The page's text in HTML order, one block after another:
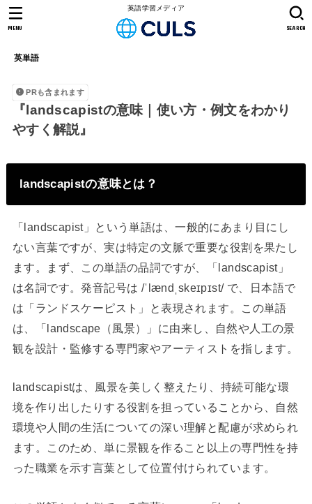
英語学習メディア
英単語
SEARCH
MENU
PRも含まれます
『landscapistの意味｜使い方・例文をわかり
やすく解説』
landscapistの意味とは？
「landscapist」という単語は、一般的にあまり目にし
ない言葉ですが、実は特定の文脈で重要な役割を果たし
ます。まず、この単語の品詞ですが、「landscapist」
は名詞です。発音記号は /ˈlændˌskeɪpɪst/ で、日本語で
は「ランドスケーピスト」と表現されます。この単語
は、「landscape（風景）」に由来し、自然や人工の景
観を設計・監修する専門家やアーティストを指します。
landscapistは、風景を美しく整えたり、持続可能な環
境を作り出したりする役割を担っていることから、自然
環境や人間の生活についての深い理解と配慮が求められ
ます。このため、単に景観を作ること以上の専門性を持
った職業を示す言葉として位置付けられています。